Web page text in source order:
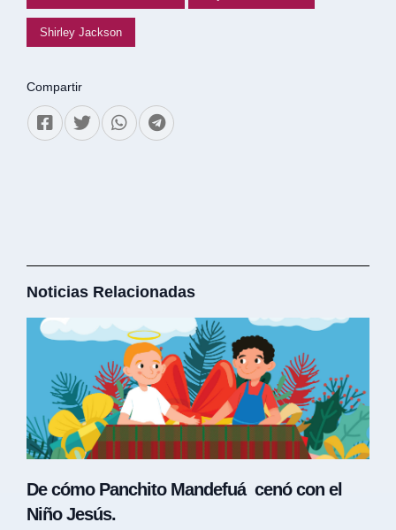
Shirley Jackson
Compartir
Noticias Relacionadas
De cómo Panchito Mandefuá cenó con el
Niño Jesús.